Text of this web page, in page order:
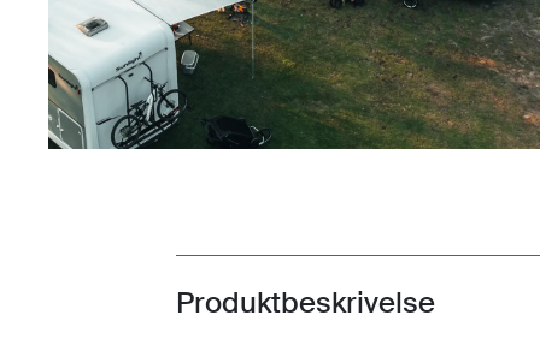
Toggle overview
Produktbeskrivelse